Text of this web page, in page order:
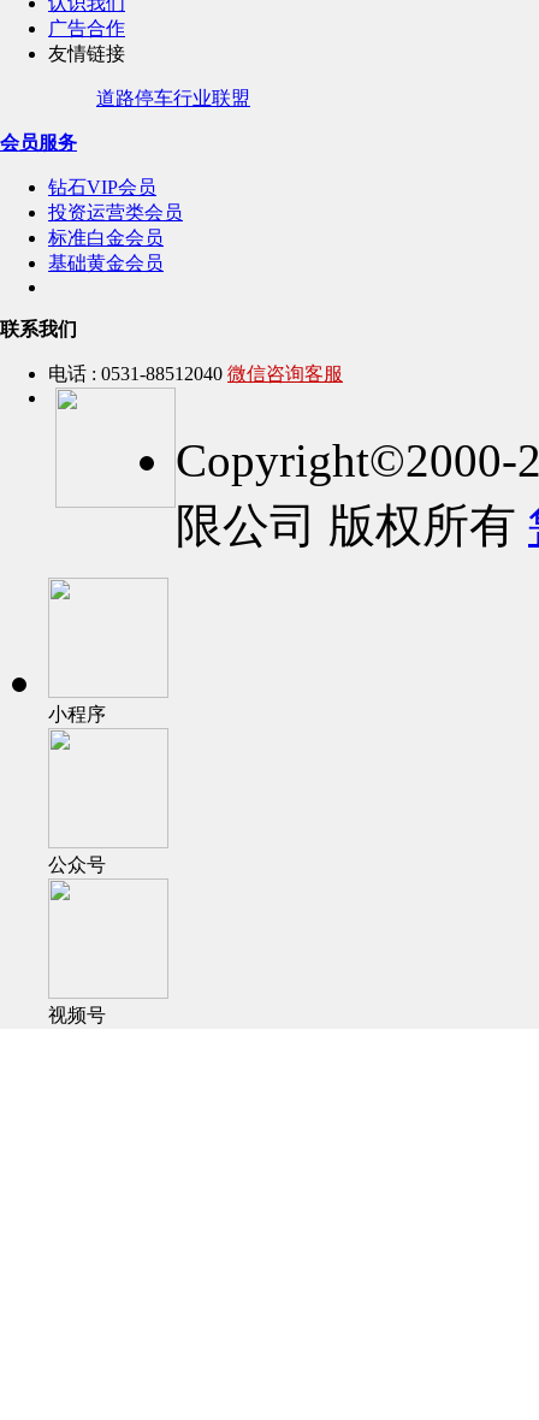
广告合作
友情链接
道路停车行业联盟
会员服务
钻石VIP会员
投资运营类会员
标准白金会员
基础黄金会员
联系我们
电话 : 0531-88512040 微信咨询客服
Copyright©2000-
限公司 版权所有
小程序
公众号
视频号